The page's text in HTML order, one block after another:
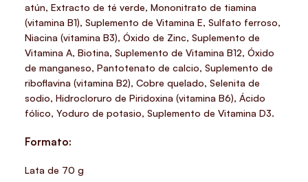
atún, Extracto de té verde, Mononitrato de tiamina
(vitamina B1), Suplemento de Vitamina E, Sulfato ferroso,
Niacina (vitamina B3), Óxido de Zinc, Suplemento de
Vitamina A, Biotina, Suplemento de Vitamina B12, Óxido
de manganeso, Pantotenato de calcio, Suplemento de
riboflavina (vitamina B2), Cobre quelado, Selenita de
sodio, Hidrocloruro de Piridoxina (vitamina B6), Ácido
fólico, Yoduro de potasio, Suplemento de Vitamina D3.
Formato:
Lata de 70 g